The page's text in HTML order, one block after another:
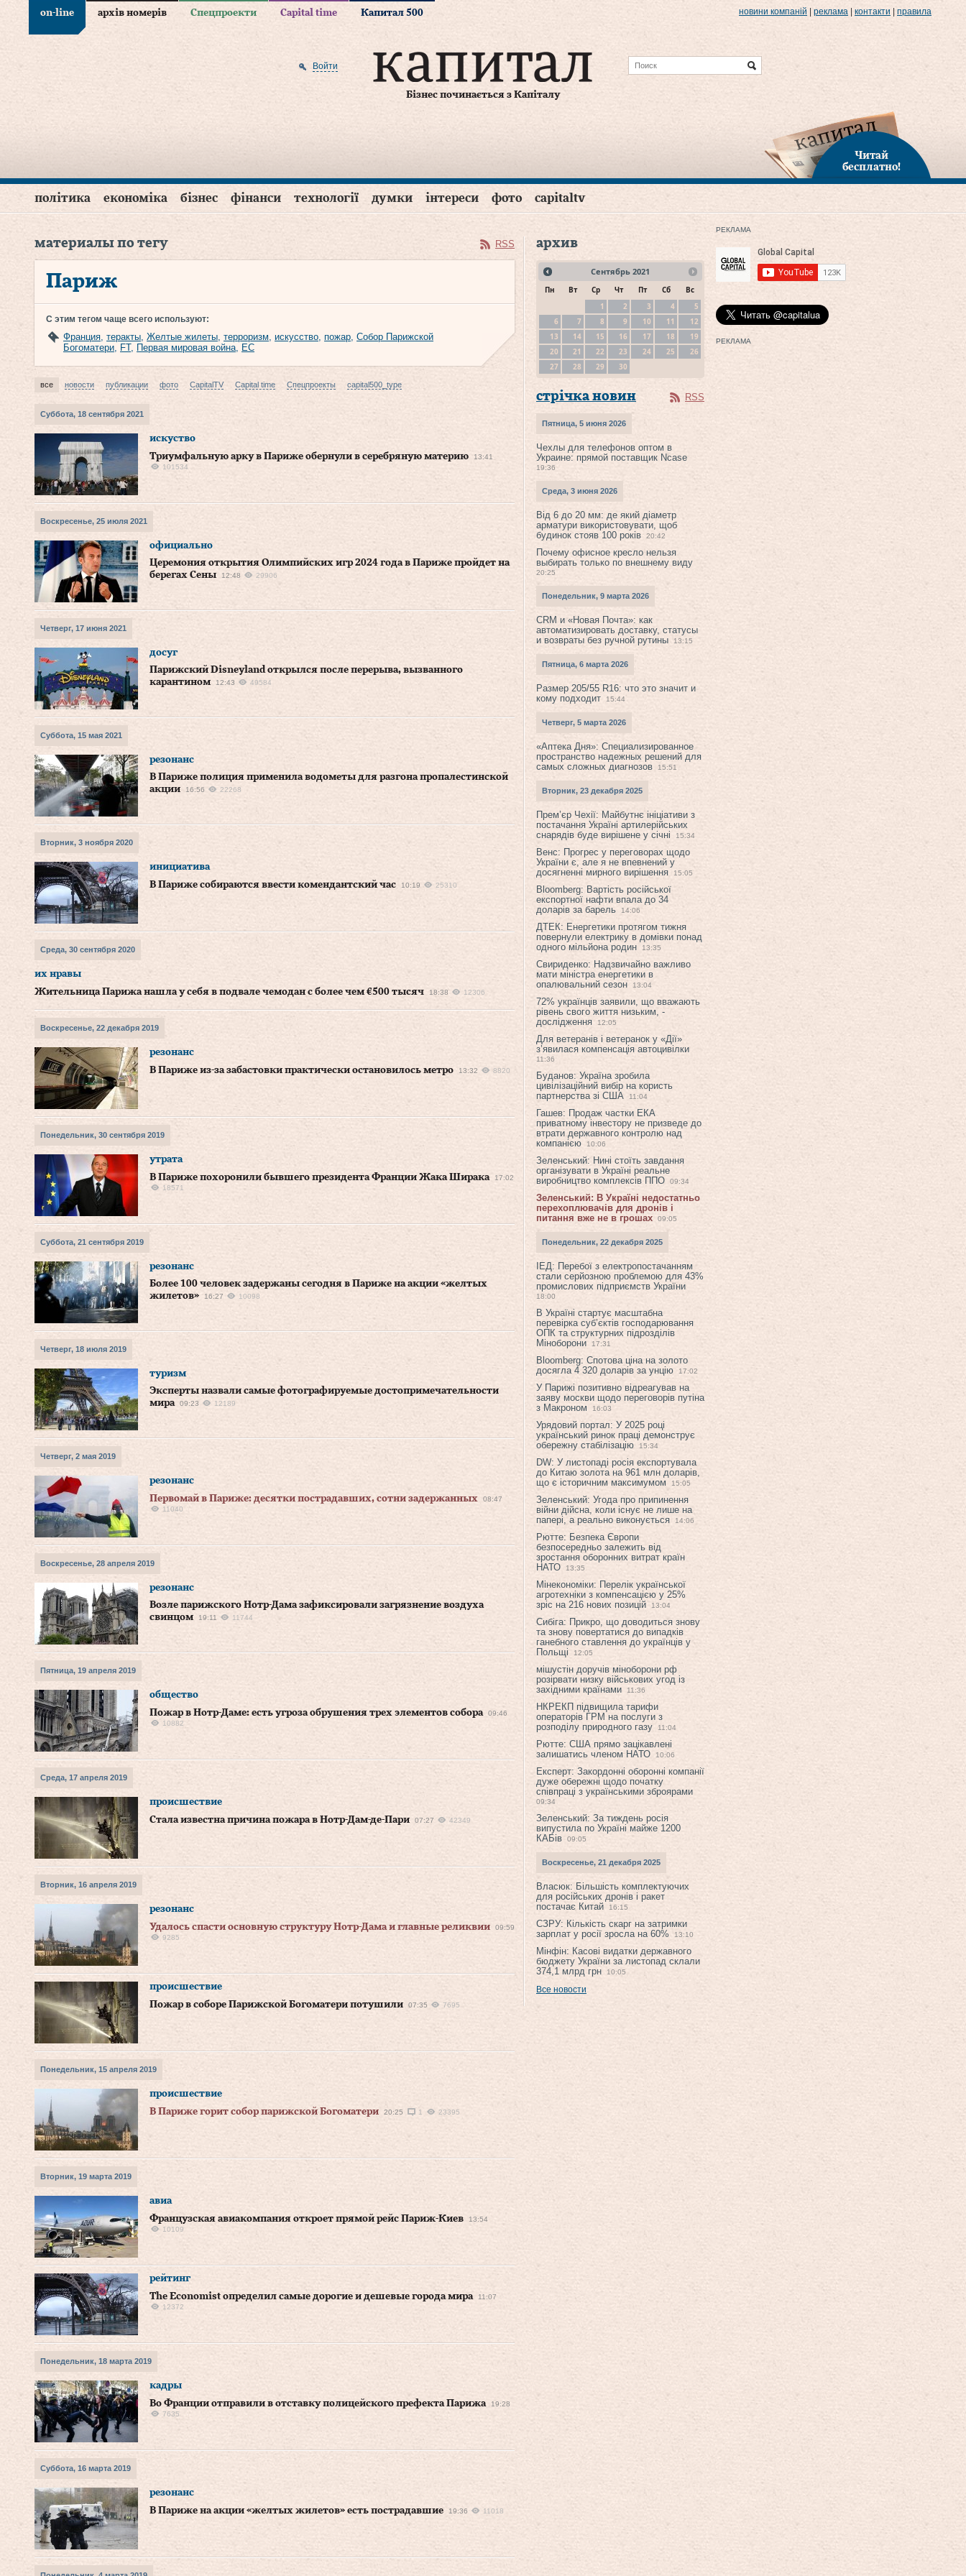
on-line архів номерів Спецпроекти Capital time Капитал 500 новини компаній реклама контакти правила
Бізнес починається з Капіталу
Войти
Читай
бесплатно!
політика економіка бізнес фінанси технології думки інтереси фото capitaltv
материалы по тегу RSS
Париж
С этим тегом чаще всего используют:
Франция, теракты, Желтые жилеты, терроризм, искусство, пожар, Собор Парижской
Богоматери, FT, Первая мировая война, ЕС
все новости публикации фото CapitalTV Capital time Спецпроекты capital500_type
Суббота, 18 сентября 2021
искуство
Триумфальную арку в Париже обернули в серебряную материю
13:41
101534
Воскресенье, 25 июля 2021
официально
Церемония открытия Олимпийских игр 2024 года в Париже пройдет на
берегах Сены
12:48 29906
Четверг, 17 июня 2021
досуг
Парижский Disneyland открылся после перерыва, вызванного
карантином
12:43 49584
Суббота, 15 мая 2021
резонанс
В Париже полиция применила водометы для разгона пропалестинской
акции
16:56 22268
Вторник, 3 ноября 2020
инициатива
В Париже собираются ввести комендантский час
10:19 25310
Среда, 30 сентября 2020
их нравы
Жительница Парижа нашла у себя в подвале чемодан с более чем €500 тысяч
18:38 12306
Воскресенье, 22 декабря 2019
резонанс
В Париже из-за забастовки практически остановилось метро
13:32 8820
Понедельник, 30 сентября 2019
утрата
В Париже похоронили бывшего президента Франции Жака Ширака
17:02
18571
Суббота, 21 сентября 2019
резонанс
Более 100 человек задержаны сегодня в Париже на акции «желтых
жилетов»
16:27 10098
Четверг, 18 июля 2019
туризм
Эксперты назвали самые фотографируемые достопримечательности
мира
09:23 12189
Четверг, 2 мая 2019
резонанс
Первомай в Париже: десятки пострадавших, сотни задержанных
08:47
11040
Воскресенье, 28 апреля 2019
резонанс
Возле парижского Нотр-Дама зафиксировали загрязнение воздуха
свинцом
19:11 11744
Пятница, 19 апреля 2019
общество
Пожар в Нотр-Даме: есть угроза обрушения трех элементов собора
09:46
10882
Среда, 17 апреля 2019
происшествие
Стала известна причина пожара в Нотр-Дам-де-Пари
07:27 42349
Вторник, 16 апреля 2019
резонанс
Удалось спасти основную структуру Нотр-Дама и главные реликвии
09:59
9285
происшествие
Пожар в соборе Парижской Богоматери потушили
07:35 7695
Понедельник, 15 апреля 2019
происшествие
В Париже горит собор парижской Богоматери
20:25 1 23395
Вторник, 19 марта 2019
авиа
Французская авиакомпания откроет прямой рейс Париж-Киев
13:54
10109
рейтинг
The Economist определил самые дорогие и дешевые города мира
11:07
12372
Понедельник, 18 марта 2019
кадры
Во Франции отправили в отставку полицейского префекта Парижа
19:28
7635
Суббота, 16 марта 2019
резонанс
В Париже на акции «желтых жилетов» есть пострадавшие
19:36 11018
архив
Сентябрь 2021
Пн Вт Ср Чт Пт Сб
Вс
1
2 3 4
5
6
7 8 9 10 11
12
13
14 15 16 17 18
19
20
21 22 23 24 25
26
27
28 29 30
стрічка новин RSS
Пятница, 5 июня 2026
Чехлы для телефонов оптом в
Украине: прямой поставщик Ncase
19:36
Среда, 3 июня 2026
Від 6 до 20 мм: де який діаметр
арматури використовувати, щоб
будинок стояв 100 років
20:42
Почему офисное кресло нельзя
выбирать только по внешнему виду
20:25
Понедельник, 9 марта 2026
CRM и «Новая Почта»: как
автоматизировать доставку, статусы
и возвраты без ручной рутины
13:15
Пятница, 6 марта 2026
Размер 205/55 R16: что это значит и
кому подходит
15:44
Четверг, 5 марта 2026
«Аптека Дня»: Специализированное
пространство надежных решений для
самых сложных диагнозов
15:51
Вторник, 23 декабря 2025
Прем’єр Чехії: Майбутнє ініціативи з
постачання Україні артилерійських
снарядів буде вирішене у січні
15:34
Венс: Прогрес у переговорах щодо
України є, але я не впевнений у
досягненні мирного вирішення
15:05
Bloomberg: Вартість російської
експортної нафти впала до 34
доларів за барель
14:06
ДТЕК: Енергетики протягом тижня
повернули електрику в домівки понад
одного мільйона родин
13:35
Свириденко: Надзвичайно важливо
мати міністра енергетики в
опалювальний сезон
13:04
72% українців заявили, що вважають
рівень свого життя низьким, -
дослідження
12:05
Для ветеранів і ветеранок у «Дії»
з’явилася компенсація автоцивілки
11:36
Буданов: Україна зробила
цивілізаційний вибір на користь
партнерства зі США
11:04
Гашев: Продаж частки ЕКА
приватному інвестору не призведе до
втрати державного контролю над
компанією
10:06
Зеленський: Нині стоїть завдання
організувати в Україні реальне
виробництво комплексів ППО
09:34
Зеленський: В Україні недостатньо
перехоплювачів для дронів і
питання вже не в грошах
09:05
Понедельник, 22 декабря 2025
ІЕД: Перебої з електропостачанням
стали серйозною проблемою для 43%
промислових підприємств України
18:00
В Україні стартує масштабна
перевірка суб’єктів господарювання
ОПК та структурних підрозділів
Міноборони
17:31
Bloomberg: Спотова ціна на золото
досягла 4 320 доларів за унцію
17:02
У Парижі позитивно відреагував на
заяву москви щодо переговорів путіна
з Макроном
16:03
Урядовий портал: У 2025 році
український ринок праці демонструє
обережну стабілізацію
15:34
DW: У листопаді росія експортувала
до Китаю золота на 961 млн доларів,
що є історичним максимумом
15:05
Зеленський: Угода про припинення
війни дійсна, коли існує не лише на
папері, а реально виконується
14:06
Рютте: Безпека Європи
безпосередньо залежить від
зростання оборонних витрат країн
НАТО
13:35
Мінекономіки: Перелік української
агротехніки з компенсацією у 25%
зріс на 216 нових позицій
13:04
Сибіга: Прикро, що доводиться знову
та знову повертатися до випадків
ганебного ставлення до українців у
Польщі
12:05
мішустін доручів міноборони рф
розірвати низку військових угод із
західними країнами
11:36
НКРЕКП підвищила тарифи
операторів ГРМ на послуги з
розподілу природного газу
11:04
Рютте: США прямо зацікавлені
залишатись членом НАТО
10:06
Експерт: Закордонні оборонні компанії
дуже обережні щодо початку
співпраці з українськими зброярами
09:34
Зеленський: За тиждень росія
випустила по Україні майже 1200
КАБів
09:05
Воскресенье, 21 декабря 2025
Власюк: Більшість комплектуючих
для російських дронів і ракет
постачає Китай
16:15
СЗРУ: Кількість скарг на затримки
зарплат у росії зросла на 60%
13:10
Мінфін: Касові видатки державного
бюджету України за листопад склали
374,1 млрд грн
10:05
Все новости
РЕКЛАМА
РЕКЛАМА